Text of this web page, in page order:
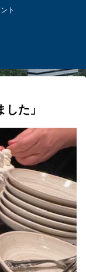
ト
た」